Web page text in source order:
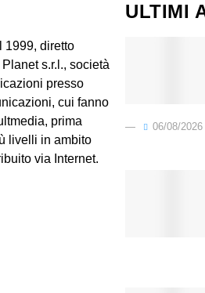
1999, diretto
s.r.l., società
presso
cui fanno
prima
livelli in ambito
via Internet.
ULTIMI
06/08/2026